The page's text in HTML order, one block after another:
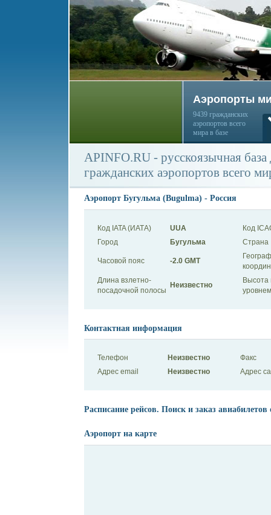
Аэропорты
9439 гражданских
аэропортов всего
мира в базе
APINFO.RU - русскоязычная
гражданских аэропортов всего
Аэропорт Бугульма (Bugulma) - Россия
Код IATA (ИАТА) UUA
Код
Город
Бугульма Страна
Часовой пояс -2.0 GMT
Длина взлетно-
посадочной полосы
Неизвестно
Высота
Контактная информация
Телефон Неизвестно
Факс
Адрес email
Неизвестно Адрес
Расписание рейсов. Поиск и заказ авиабилетов
Аэропорт на карте